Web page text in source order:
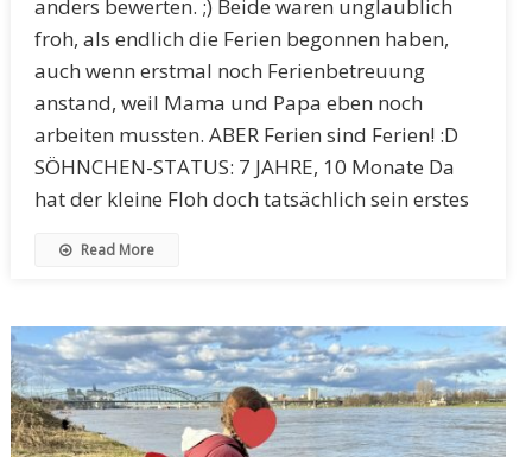
anders bewerten. ;) Beide waren unglaublich
froh, als endlich die Ferien begonnen haben,
auch wenn erstmal noch Ferienbetreuung
anstand, weil Mama und Papa eben noch
arbeiten mussten. ABER Ferien sind Ferien! :D
SÖHNCHEN-STATUS: 7 JAHRE, 10 Monate Da
hat der kleine Floh doch tatsächlich sein erstes
Read More